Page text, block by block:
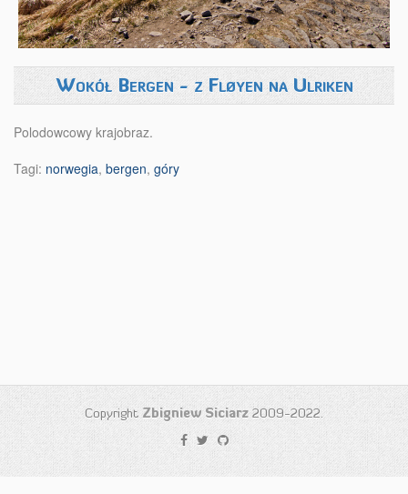
Wokół Bergen - z Fløyen na Ulriken
Polodowcowy krajobraz.
Tagi: norwegia, bergen, góry
Copyright Zbigniew Siciarz 2009-2022.